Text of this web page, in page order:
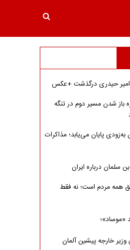
امیر حیدری درگذشت +عکس
شدن مسیر دوم در تنگه
پایان می‌یابد؛ مذاکرات
سلمان درباره ایران
همه مردم است؛ نه فقط
«موساد»؛
وزیر خارجه پیشین آلمان